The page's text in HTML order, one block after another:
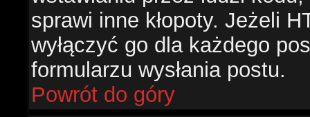
sprawi inne kłopoty. Jeżeli
wyłączyć go dla każdego
formularzu wysłania postu.
Powrót do góry